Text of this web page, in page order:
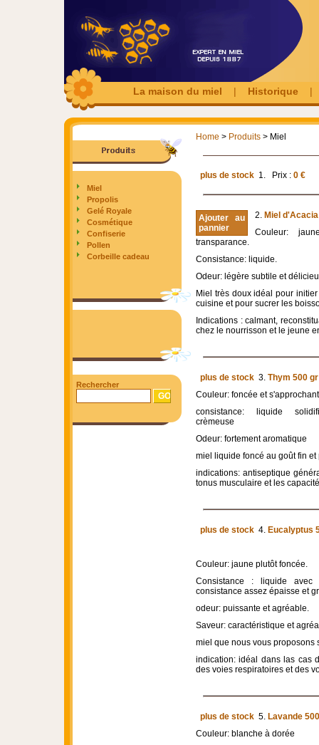
La maison du miel | Historique
Miel
Propolis
Gelé Royale
Cosmétique
Confiserie
Pollen
Corbeille cadeau
Rechercher
Home > Produits > Miel
plus de stock 1. Prix : 0 €
Ajouter au
pannier
2. Miel
Couleur:
transparance.
Consistance: liquide.
Odeur: légère subtile et
Miel très doux idéal pour
cuisine et pour sucrer les
Indications : calmant,
chez le nourrisson et le jeune
plus de stock 3. Thym 500 gr
Couleur: foncée et
consistance: liquide
crèmeuse
Odeur: fortement aromatique
miel liquide foncé au goût fin
indications: antiseptique
tonus musculaire et les
plus de stock 4. Eucalyptus
Couleur: jaune plutôt foncée.
Consistance : liquide
consistance assez épaisse et
odeur: puissante et agréable.
Saveur: caractéristique et
miel que nous vous proposons
indication: idéal dans las cas
des voies respiratoires et des
plus de stock 5. Lavande
Couleur: blanche à dorée